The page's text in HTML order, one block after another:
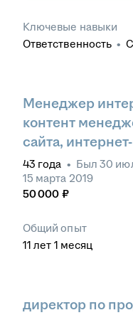
Ключевые навыки
Ответственность •
документов •
Представительство в
работа • Анализ
Составление
Менеджер
контент
сайта,
43 года • Был 30
15 марта 2019
50 000 ₽
Общий опыт
11 лет 1 месяц
директор по